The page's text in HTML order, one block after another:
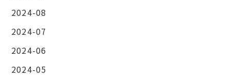
2024-08
2024-07
2024-06
2024-05